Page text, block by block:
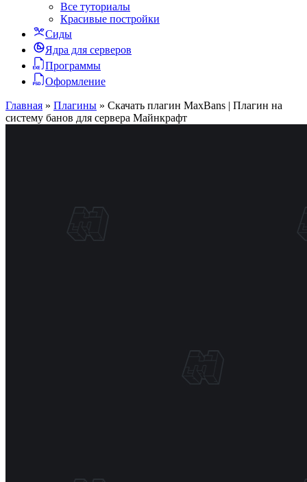
Все туториалы
Красивые постройки
Сиды
Ядра для серверов
Программы
Оформление
Главная » Плагины » Скачать плагин MaxBans | Плагин на
систему банов для сервера Майнкрафт